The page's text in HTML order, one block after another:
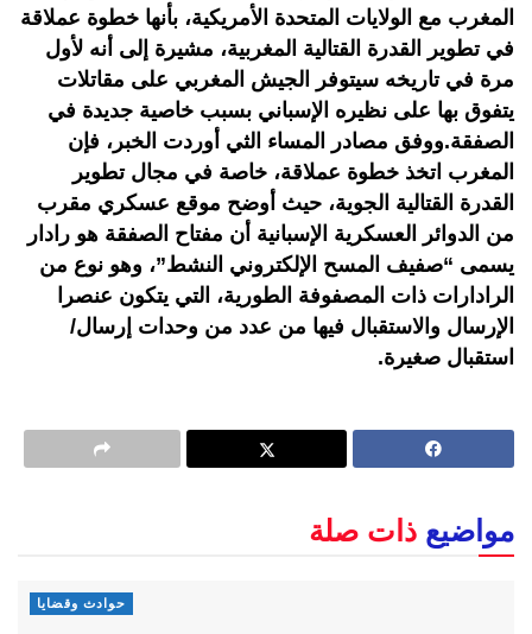
المغرب مع الولايات المتحدة الأمريكية، بأنها خطوة عملاقة
في تطوير القدرة القتالية المغربية، مشيرة إلى أنه لأول
مرة في تاريخه سيتوفر الجيش المغربي على مقاتلات
يتفوق بها على نظيره الإسباني بسبب خاصية جديدة في
الصفقة.ووفق مصادر المساء الثي أوردت الخبر، فإن
المغرب اتخذ خطوة عملاقة، خاصة في مجال تطوير
القدرة القتالية الجوية، حيث أوضح موقع عسكري مقرب
من الدوائر العسكرية الإسبانية أن مفتاح الصفقة هو رادار
يسمى “صفيف المسح الإلكتروني النشط”، وهو نوع من
الرادارات ذات المصفوفة الطورية، التي يتكون عنصرا
الإرسال والاستقبال فيها من عدد من وحدات إرسال/
استقبال صغيرة.
مواضيع ذات صلة
حوادث وقضايا